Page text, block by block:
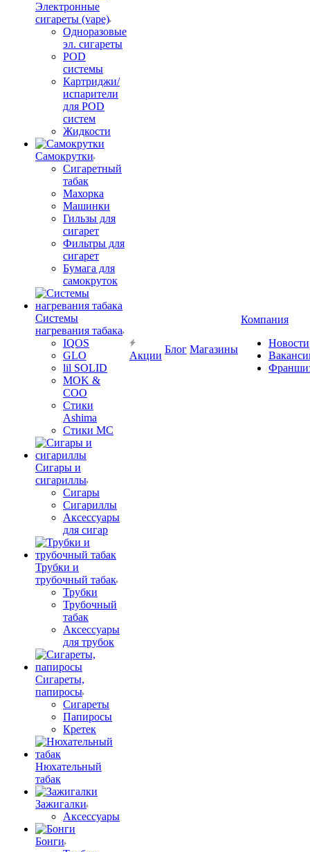
Электронные
сигареты (vape)
Одноразовые
эл. сигареты
POD
системы
Картриджи/
испарители
для POD
систем
Жидкости
Самокрутки
Сигаретный
табак
Махорка
Машинки
Гильзы для
сигарет
Фильтры для
сигарет
Бумага для
самокруток
Системы
нагревания табака
IQOS
GLO
lil SOLID
MOK &
COO
Стики
Ashima
Стики MC
Сигары и
сигариллы
Сигары
Сигариллы
Аксессуары
для сигар
Трубки и
трубочный табак
Трубки
Трубочный
табак
Аксессуары
для трубок
Сигареты,
папиросы
Сигареты
Папиросы
Кретек
Нюхательный
табак
Зажигалки
Аксессуары
Бонги
Акции
Блог Магазины
Компания
Новости